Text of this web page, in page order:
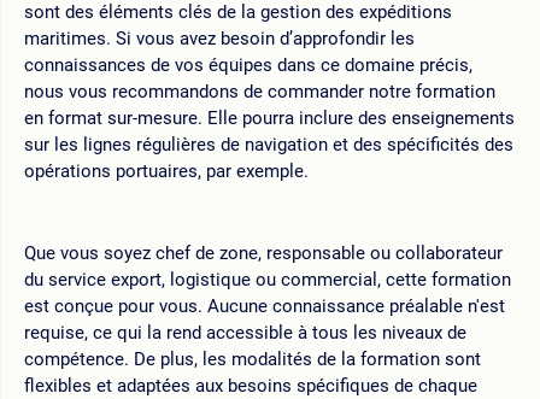
sont des éléments clés de la gestion des expéditions
maritimes. Si vous avez besoin d’approfondir les
connaissances de vos équipes dans ce domaine précis,
nous vous recommandons de commander notre formation
en format sur-mesure. Elle pourra inclure des enseignements
sur les lignes régulières de navigation et des spécificités des
opérations portuaires, par exemple.
Que vous soyez chef de zone, responsable ou collaborateur
du service export, logistique ou commercial, cette formation
est conçue pour vous. Aucune connaissance préalable n'est
requise, ce qui la rend accessible à tous les niveaux de
compétence. De plus, les modalités de la formation sont
flexibles et adaptées aux besoins spécifiques de chaque